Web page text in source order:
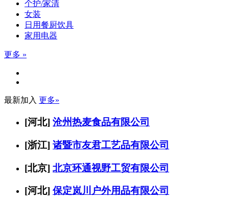
个护/家清
女装
日用餐厨饮具
家用电器
更多 »
最新加入 更多»
[河北] 沧州热麦食品有限公司
[浙江] 诸暨市友君工艺品有限公司
[北京] 北京环通视野工贸有限公司
[河北] 保定岚川户外用品有限公司